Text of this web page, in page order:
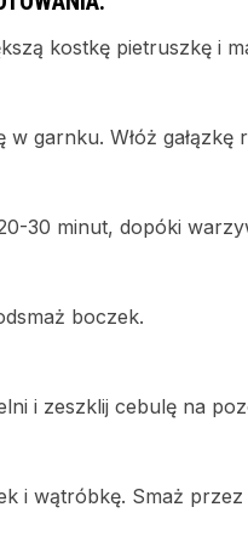
kostkę pietruszkę i
w garnku. Włóż
30 minut, dopóki
boczek.
i zeszklij cebulę na
i wątróbkę. Smaż